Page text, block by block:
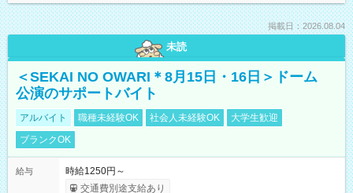
掲載日：2026.08.04
未読
＜SEKAI NO OWARI＊8月15日・16日＞ドーム
公演のサポートバイト
アルバイト 職種未経験OK 社会人未経験OK
大学生歓迎
ブランクOK
給与
時給1250円～
交通費別途支給あり